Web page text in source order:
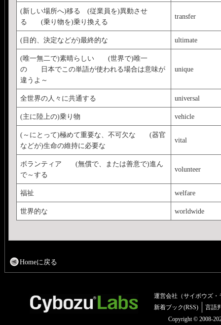
(新しい場所へ)移る (従業員を)異動させ
る (乗り物を)乗り換える
transfer
(目的、決定などが)最終的な ultimate
(唯一無二で)素晴らしい (世界で)唯一
の 日本でこの単語が使われる場合は意味が
違うよ～
unique
全世界の人々に共通する universal
(主に陸上の)乗り物 vehicle
(～にとって)極めて重要な、不可欠な (器官
などが)生命の維持に必要な
vital
ボランティア (無償で、または善意で)進ん
で～する
volunteer
福祉 welfare
世界的な worldwide
Homeに戻る
運営会社（サイボウズ・
新着ブック(RSS)
言語
Copyright © 2008-